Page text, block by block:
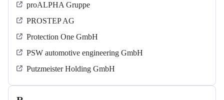
proALPHA Gruppe
PROSTEP AG
Protection One GmbH
PSW automotive engineering GmbH
Putzmeister Holding GmbH